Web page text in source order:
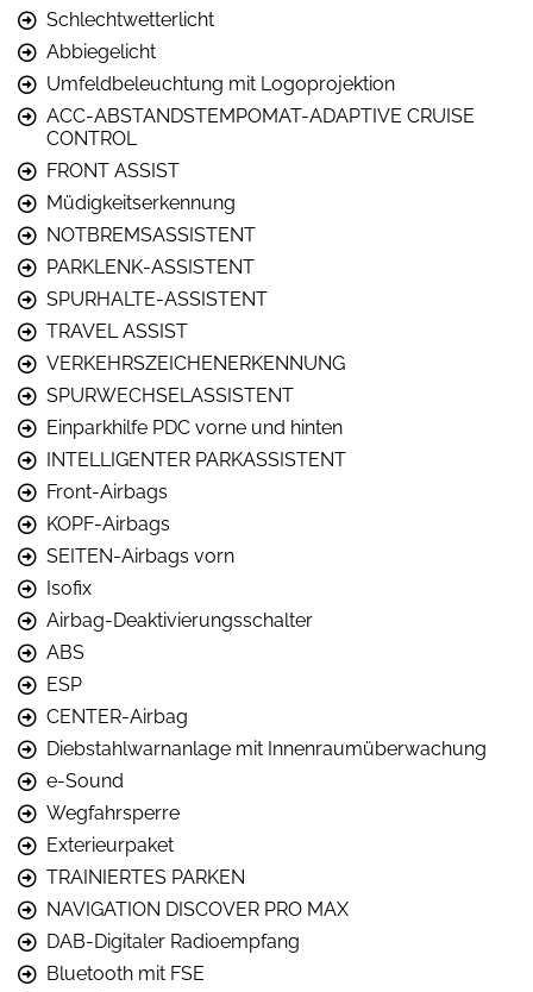
Schlechtwetterlicht
Abbiegelicht
Umfeldbeleuchtung mit Logoprojektion
ACC-ABSTANDSTEMPOMAT-ADAPTIVE CRUISE
CONTROL
FRONT ASSIST
Müdigkeitserkennung
NOTBREMSASSISTENT
PARKLENK-ASSISTENT
SPURHALTE-ASSISTENT
TRAVEL ASSIST
VERKEHRSZEICHENERKENNUNG
SPURWECHSELASSISTENT
Einparkhilfe PDC vorne und hinten
INTELLIGENTER PARKASSISTENT
Front-Airbags
KOPF-Airbags
SEITEN-Airbags vorn
Isofix
Airbag-Deaktivierungsschalter
ABS
ESP
CENTER-Airbag
Diebstahlwarnanlage mit Innenraumüberwachung
e-Sound
Wegfahrsperre
Exterieurpaket
TRAINIERTES PARKEN
NAVIGATION DISCOVER PRO MAX
DAB-Digitaler Radioempfang
Bluetooth mit FSE